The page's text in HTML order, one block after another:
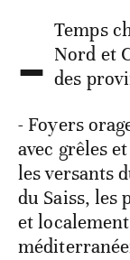
- Temps
Nord et
des
- Foyers
avec grêles
les versants
du Saiss, les
et